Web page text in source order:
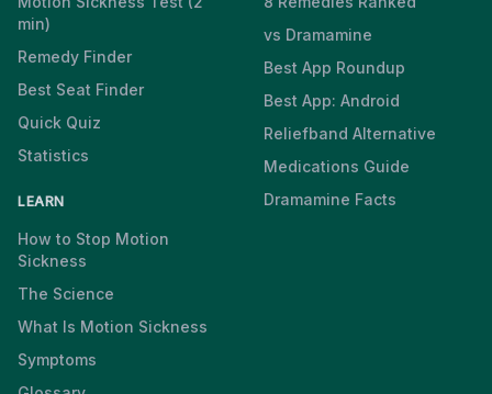
min)
Remedy Finder
Best Seat Finder
Quick Quiz
Statistics
LEARN
How to Stop Motion
Sickness
The Science
What Is Motion Sickness
Symptoms
vs Dramamine
Best App Roundup
Best App: Android
Reliefband Alternative
Medications Guide
Dramamine Facts